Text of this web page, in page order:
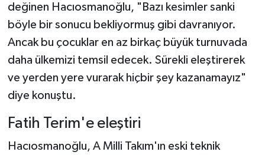
değinen Hacıosmanoğlu, "Bazı kesimler sanki
böyle bir sonucu bekliyormuş gibi davranıyor.
Ancak bu çocuklar en az birkaç büyük turnuvada
daha ülkemizi temsil edecek. Sürekli eleştirerek
ve yerden yere vurarak hiçbir şey kazanamayız"
diye konuştu.
Fatih Terim'e eleştiri
Hacıosmanoğlu, A Milli Takım'ın eski teknik